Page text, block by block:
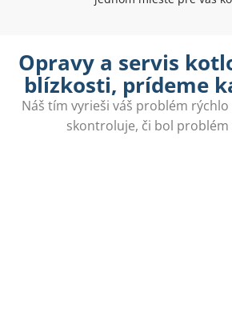
Opravy a servis
blízkosti, prídeme
Náš tím vyrieši váš problém
skontroluje, či bol problém